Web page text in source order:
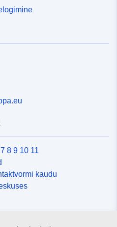
8 9 10 11
kaudu